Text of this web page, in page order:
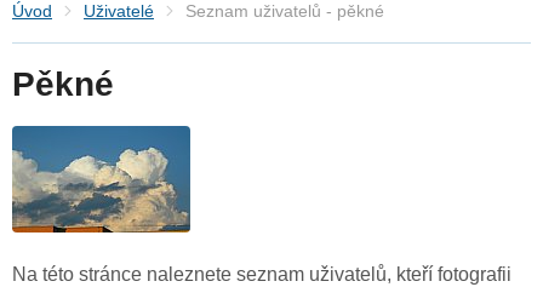
Úvod Uživatelé Seznam uživatelů - pěkné
Pěkné
Na této stránce naleznete seznam uživatelů, kteří fotografii